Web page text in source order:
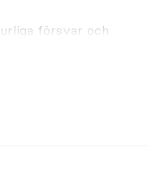
försvar och